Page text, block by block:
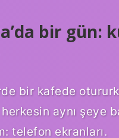
bir gün:
bir kafede
aynı şeye
telefon ekranları.